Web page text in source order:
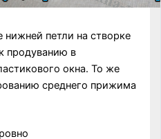
петли на створке
продуванию в
окна. То же
среднего прижима